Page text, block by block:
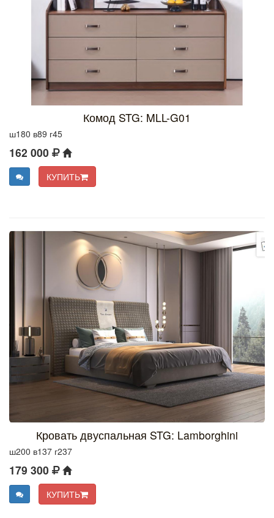
Комод STG: MLL-G01
ш180 в89 г45
162 000
КУПИТЬ
Кровать двуспальная STG: Lamborghini
ш200 в137 г237
179 300
КУПИТЬ